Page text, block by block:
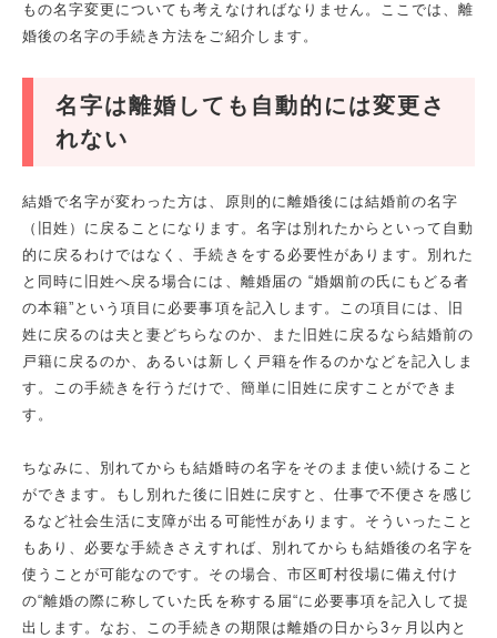
もの名字変更についても考えなければなりません。ここでは、離
婚後の名字の手続き方法をご紹介します。
名字は離婚しても自動的には変更さ
れない
結婚で名字が変わった方は、原則的に離婚後には結婚前の名字
（旧姓）に戻ることになります。名字は別れたからといって自動
的に戻るわけではなく、手続きをする必要性があります。別れた
と同時に旧姓へ戻る場合には、離婚届の “婚姻前の氏にもどる者
の本籍”という項目に必要事項を記入します。この項目には、旧
姓に戻るのは夫と妻どちらなのか、また旧姓に戻るなら結婚前の
戸籍に戻るのか、あるいは新しく戸籍を作るのかなどを記入しま
す。この手続きを行うだけで、簡単に旧姓に戻すことができま
す。
ちなみに、別れてからも結婚時の名字をそのまま使い続けること
ができます。もし別れた後に旧姓に戻すと、仕事で不便さを感じ
るなど社会生活に支障が出る可能性があります。そういったこと
もあり、必要な手続きさえすれば、別れてからも結婚後の名字を
使うことが可能なのです。その場合、市区町村役場に備え付け
の“離婚の際に称していた氏を称する届“に必要事項を記入して提
出します。なお、この手続きの期限は離婚の日から3ヶ月以内と